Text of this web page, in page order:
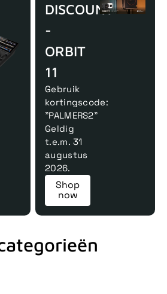
DISCOUNT
-
ORBIT
11
Gebruik
kortingscode:
"PALMERS2"
Geldig
t.e.m. 31
augustus
2026.
Shop
now